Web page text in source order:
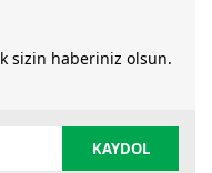
sizin haberiniz olsun.
KAYDOL